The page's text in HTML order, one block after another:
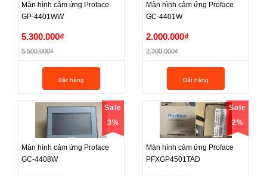
Màn hình cảm ứng Proface
GP-4401WW
Màn hình cảm ứng Proface
GP-4401WW
5.300.000₫
5.500.000₫
Đặt hàng
Màn hình cảm ứng Proface
GC-4401W
Màn hình cảm ứng Proface
GC-4401W
2.000.000₫
2.300.000₫
Đặt hàng
Sale
3%
Màn hình cảm ứng Proface
Màn hình cảm ứng Proface
GC-4408W
Sale
2%
Màn hình cảm ứng Proface
Màn hình cảm ứng Proface
PFXGP4501TAD